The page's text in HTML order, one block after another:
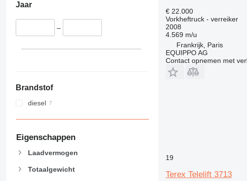
Jaar
–
Brandstof
diesel
Eigenschappen
Laadvermogen
Totaalgewicht
€ 22.000
Vorkheftruck - verreiker
2008
4.569 m/u
Frankrijk, Paris
EQUIPPO AG
Contact opnemen met
19
Terex Telelift 3713